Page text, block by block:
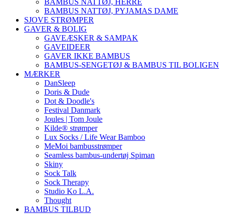
BAMBUS NATTØJ, HERRE
BAMBUS NATTØJ, PYJAMAS DAME
SJOVE STRØMPER
GAVER & BOLIG
GAVEÆSKER & SAMPAK
GAVEIDEER
GAVER IKKE BAMBUS
BAMBUS-SENGETØJ & BAMBUS TIL BOLIGEN
MÆRKER
DanSleep
Doris & Dude
Dot & Doodle's
Festival Danmark
Joules | Tom Joule
Kilde® strømper
Lux Socks / Life Wear Bamboo
MeMoi bambusstrømper
Seamless bambus-undertøj Spiman
Skiny
Sock Talk
Sock Therapy
Studio Ko L.A.
Thought
BAMBUS TILBUD